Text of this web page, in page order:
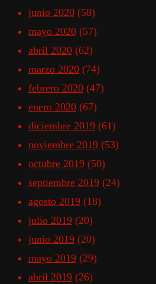
junio 2020 (58)
mayo 2020 (57)
abril 2020 (62)
marzo 2020 (74)
febrero 2020 (47)
enero 2020 (67)
diciembre 2019 (61)
noviembre 2019 (53)
octubre 2019 (50)
septiembre 2019 (24)
agosto 2019 (18)
julio 2019 (20)
junio 2019 (20)
mayo 2019 (29)
abril 2019 (26)